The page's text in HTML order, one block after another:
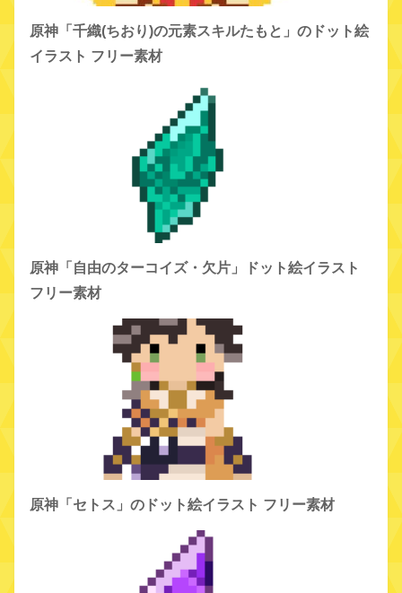
原神「千織(ちおり)の元素スキルたもと」のドット絵
イラスト フリー素材
原神「自由のターコイズ・欠片」ドット絵イラスト
フリー素材
原神「セトス」のドット絵イラスト フリー素材